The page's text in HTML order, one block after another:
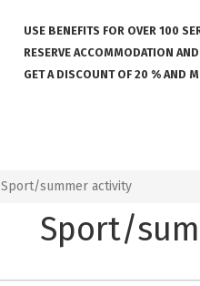
USE BENEFITS FOR OVER 100
RESERVE ACCOMMODATION
GET A DISCOUNT OF 20 % AND
Sport/summer activity
Sport/